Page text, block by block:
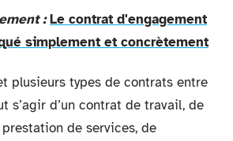
: Le contrat d'engagement
simplement et concrètement
plusieurs types de contrats entre
s’agir d’un contrat de travail, de
de services, de